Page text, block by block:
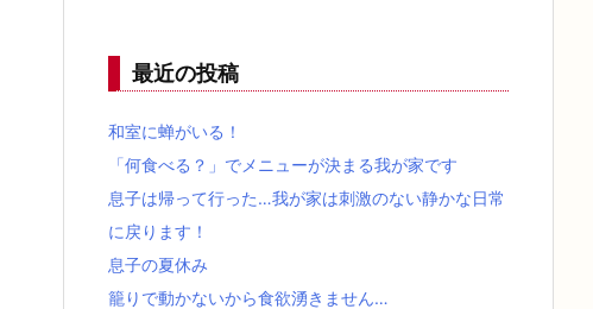
最近の投稿
和室に蝉がいる！
「何食べる？」でメニューが決まる我が家です
息子は帰って行った…我が家は刺激のない静かな日常
に戻ります！
息子の夏休み
籠りで動かないから食欲湧きません…